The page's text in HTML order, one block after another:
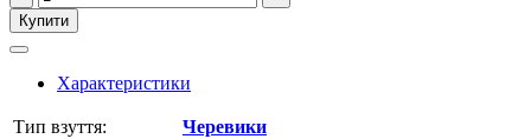
Купити
Характеристики
Тип взуття:
Черевики